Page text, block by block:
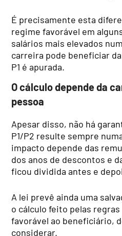
É precisamente esta
regime favorável em
salários mais elevados
carreira pode beneficiar
P1 é apurada.
O cálculo depende da
pessoa
Apesar disso, não há
P1/P2 resulte sempre
impacto depende das
dos anos de descontos e
ficou dividida antes e
A lei prevê ainda uma
o cálculo feito pelas
favorável ao beneficiário,
considerar.